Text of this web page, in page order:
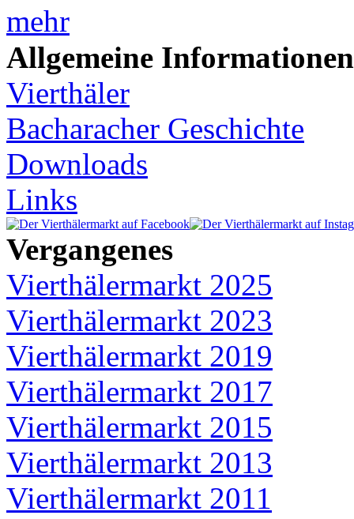
mehr
Allgemeine Informationen
Vierthäler
Bacharacher Geschichte
Downloads
Links
Vergangenes
Vierthälermarkt 2025
Vierthälermarkt 2023
Vierthälermarkt 2019
Vierthälermarkt 2017
Vierthälermarkt 2015
Vierthälermarkt 2013
Vierthälermarkt 2011